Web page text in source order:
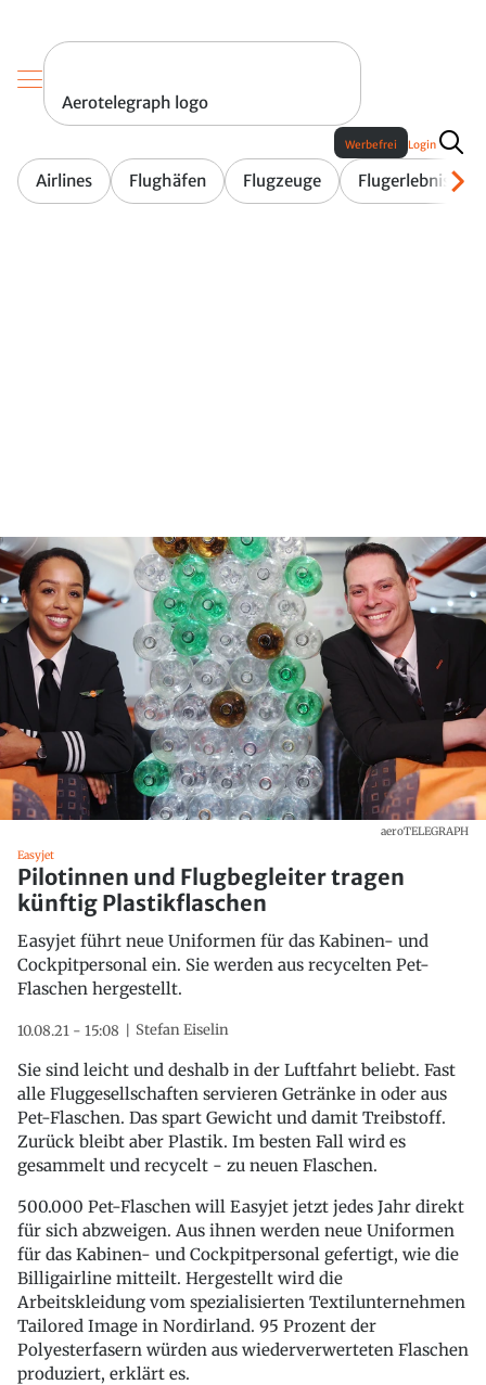
Aerotelegraph logo
Airlines Flughäfen Flugzeuge Flugerlebnis
Werbefrei Login
aeroTELEGRAPH
Easyjet
Pilotinnen und Flugbegleiter tragen
künftig Plastikflaschen
Easyjet führt neue Uniformen für das Kabinen- und
Cockpitpersonal ein. Sie werden aus recycelten Pet-
Flaschen hergestellt.
10.08.21 - 15:08 Stefan Eiselin
Sie sind leicht und deshalb in der Luftfahrt beliebt. Fast
alle Fluggesellschaften servieren Getränke in oder aus
Pet-Flaschen. Das spart Gewicht und damit Treibstoff.
Zurück bleibt aber Plastik. Im besten Fall wird es
gesammelt und recycelt - zu neuen Flaschen.
500.000 Pet-Flaschen will Easyjet jetzt jedes Jahr direkt
für sich abzweigen. Aus ihnen werden neue Uniformen
für das Kabinen- und Cockpitpersonal gefertigt, wie die
Billigairline mitteilt. Hergestellt wird die
Arbeitskleidung vom spezialisierten Textilunternehmen
Tailored Image in Nordirland. 95 Prozent der
Polyesterfasern würden aus wiederverwerteten Flaschen
produziert, erklärt es.